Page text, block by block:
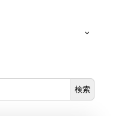
検索